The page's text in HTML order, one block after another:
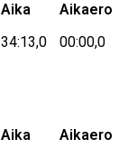
Aika Aikaero
34:13,0 00:00,0
Aika Aikaero